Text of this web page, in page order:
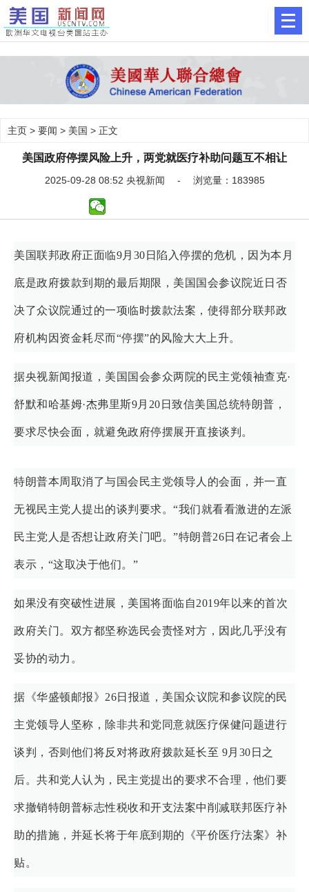
主页 > 要闻 > 美国 > 正文
美国政府停摆风险上升，两党就医疗补助问题互不相让
2025-09-28 08:52 央视新闻 - 浏览量：183985
美国联邦政府正面临9月30日陷入停摆的危机，因为本月
底是政府拨款到期的最后期限，美国国会参议院近日否
决了众议院通过的一项临时拨款法案，使得部分联邦政
府机构因资金耗尽而“停摆”的风险大大上升。
据央视新闻报道，美国国会参众两院的民主党领袖查克·
舒默和哈基姆·杰弗里斯9月20日致信美国总统特朗普，
要求尽快会面，就避免政府停摆展开直接谈判。
特朗普本周取消了与国会民主党领导人的会面，并一直
无视民主党人提出的谈判要求。“我们就看看激进的左派
民主党人是否想让政府关门吧。”特朗普26日在记者会上
表示，“这取决于他们。”
如果没有突破性进展，美国将面临自2019年以来的首次
政府关门。双方都坚称选民会责怪对方，因此几乎没有
妥协的动力。
据《华盛顿邮报》26日报道，美国众议院和参议院的民
主党领导人坚称，除非共和党同意就医疗保健问题进行
谈判，否则他们将反对将政府拨款延长至 9月30日之
后。共和党人认为，民主党提出的要求不合理，他们要
求撤销特朗普标志性税收和开支法案中削减联邦医疗补
助的措施，并延长将于年底到期的《平价医疗法案》补
贴。